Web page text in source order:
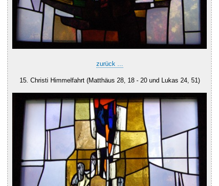
zurück ...
15. Christi Himmelfahrt (Matthäus 28, 18 - 20 und Lukas 24, 51)